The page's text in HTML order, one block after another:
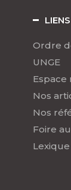
Ordre
UNGE
Nos
Nos
Foire
Lexique